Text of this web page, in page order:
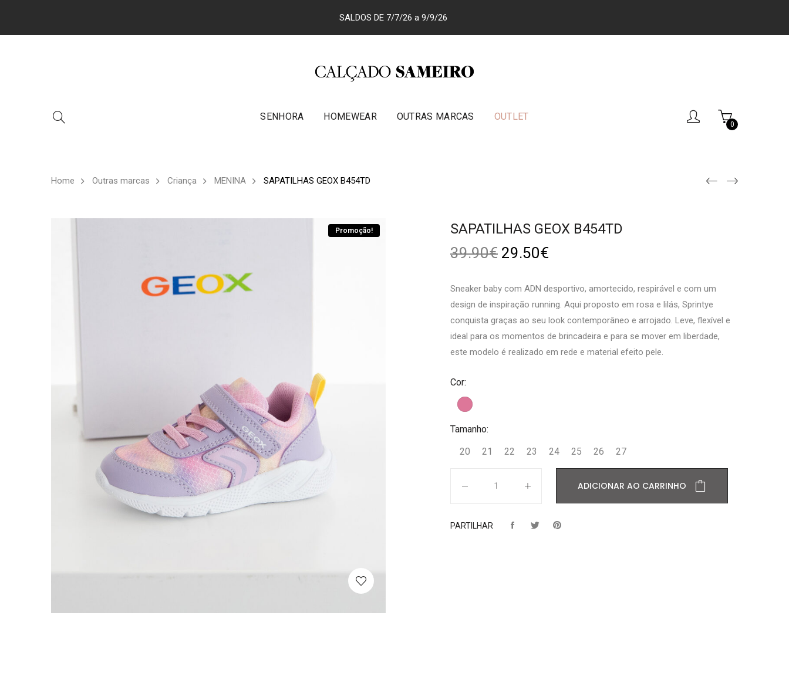
SALDOS DE 7/7/26 a 9/9/26
SENHORA HOMEWEAR OUTRAS MARCAS OUTLET
0
Home Outras marcas Criança MENINA SAPATILHAS GEOX B454TD
Promoção! SAPATILHAS GEOX B454TD
39.90€ 29.50€
Sneaker baby com ADN desportivo, amortecido, respirável e com um
design de inspiração running. Aqui proposto em rosa e lilás, Sprintye
conquista graças ao seu look contemporâneo e arrojado. Leve, flexível e
ideal para os momentos de brincadeira e para se mover em liberdade,
este modelo é realizado em rede e material efeito pele.
Cor:
Tamanho:
20
21 22 23 24 25 26 27
ADICIONAR AO CARRINHO
PARTILHAR